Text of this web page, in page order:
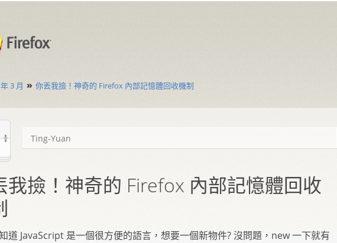
3 月 » 你丟我撿！神奇的 Firefox 內部記憶體回收機制
Ting-Yuan
我撿！神奇的 Firefox 內部記憶體回收
道 JavaScript 是一個很方便的語言，想要一個新物件? 沒問題，new 一下就有